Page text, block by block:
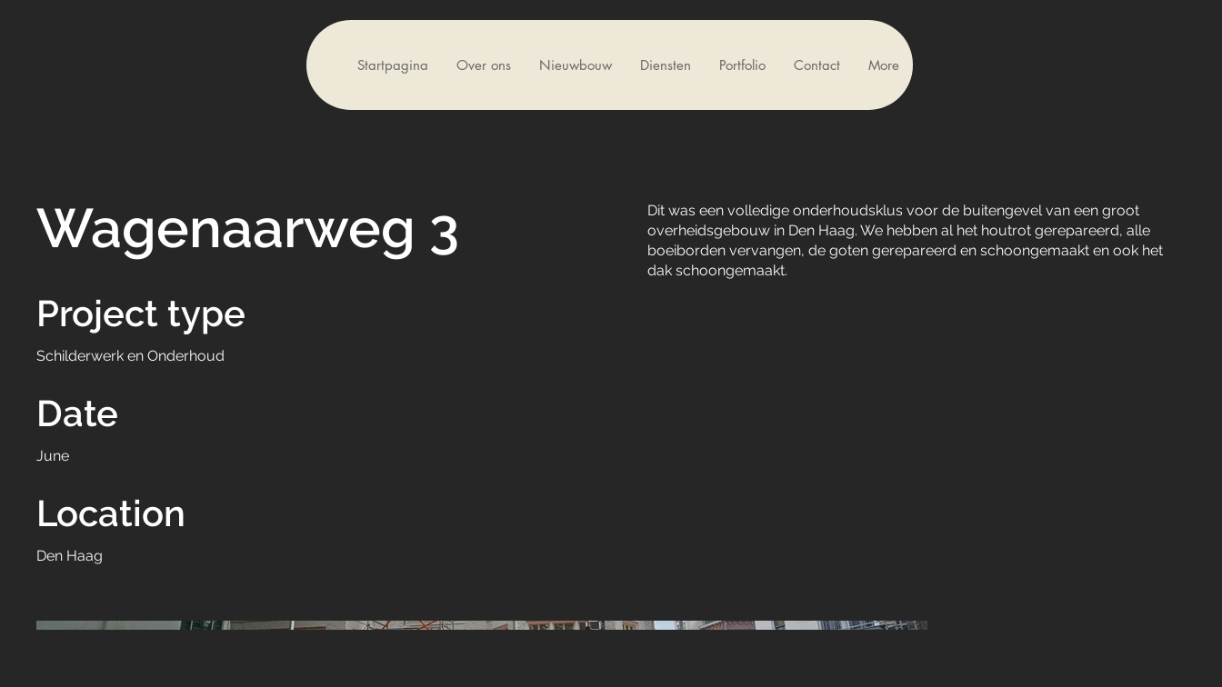
Startpagina Over ons Nieuwbouw Diensten Portfolio Contact More
Wagenaarweg 3
Project type
Schilderwerk en Onderhoud
Date
June
Location
Den Haag
Dit was een volledige onderhoudsklus voor de buitengevel van een groot
overheidsgebouw in Den Haag. We hebben al het houtrot gerepareerd, alle
boeiborden vervangen, de goten gerepareerd en schoongemaakt en ook het
dak schoongemaakt.